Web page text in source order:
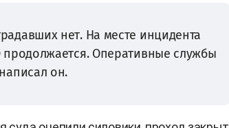
нет. На месте инцидента
Оперативные службы
он.